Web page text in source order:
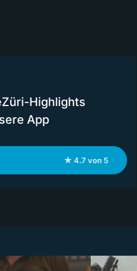
Highlights
App
★ 4.7 von 5